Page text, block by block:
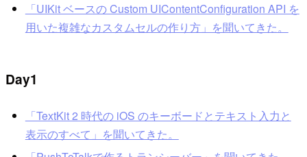
「UIKit ベースの Custom UIContentConfiguration API を
用いた複雑なカスタムセルの作り方」を聞いてきた。
Day1
「TextKit 2 時代の iOS のキーボードとテキスト入力と
表示のすべて」を聞いてきた。